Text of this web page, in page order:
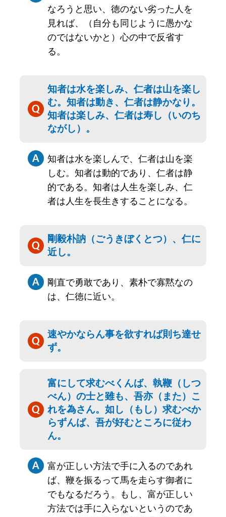
なろうと思い、徳のない劣った人を
見れば、（自分も同じように愚かな
のではないかと）心の中で反省す
る。
知者は水を楽しみ、仁者は山を楽し
む。知者は動き、仁者は静かなり。
知者は楽しみ、仁者は寿し（いのち
ながし）。
知者は水を楽しんで、仁者は山を楽
しむ。知者は動的であり、仁者は静
的である。知者は人生を楽しみ、仁
者は人生を長生きすることになる。
剛毅朴訥（ごうきぼくとつ）、仁に
近し。
剛直で勇敢であり、素朴で寡黙なの
は、仁徳に近い。
速やかならん事を欲すれば則ち達せ
ず。
富にして求むべくんば、執鞭（しつ
べん）の士と雖も、吾亦（また）こ
れを為さん。如し（もし）求むべか
らずんば、吾が好むところに従わ
ん。
富が正しい方法で手に入るのであれ
ば、鞭を振るって馬を走らす御者に
でもなるだろう。もし、富が正しい
方法では手に入らないというのであ